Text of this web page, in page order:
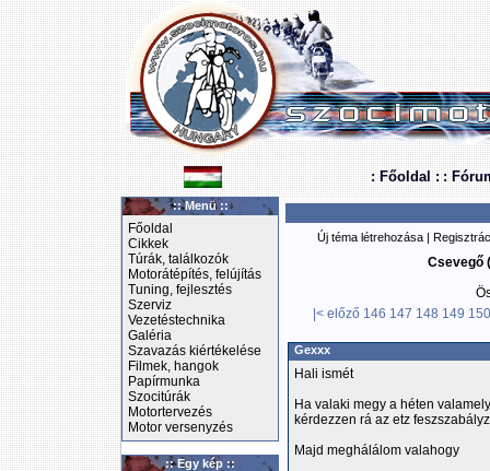
: Főoldal : :
:: Menü ::
Főoldal
Cikkek
Túrák, találkozók
Motorátépítés, felújítás
Tuning, fejlesztés
Szerviz
Vezetéstechnika
Galéria
Szavazás kiértékelése
Filmek, hangok
Papírmunka
Szocitúrák
Motortervezés
Motor versenyzés
:: Egy kép ::
Új téma létrehozása |
Csevegő
|< előző 146 147 148 149 150
Gexxx
Hali ismét
Ha valaki megy a héten
kérdezzen rá az etz
Majd meghálálom valahogy